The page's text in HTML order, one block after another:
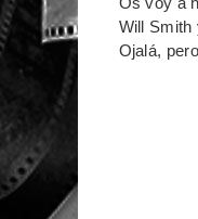
Will Smith
Ojalá,